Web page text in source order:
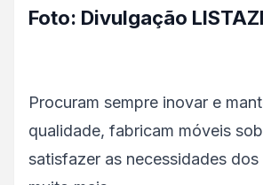
Foto: Divulgação
Procuram sempre inovar e
qualidade, fabricam móveis
satisfazer as necessidades dos